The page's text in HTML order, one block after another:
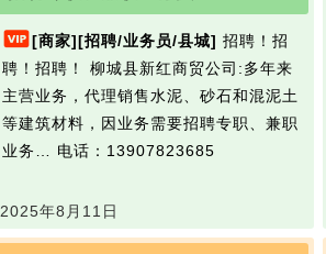
[商家][招聘/业务员/县城] 招聘！招
聘！招聘！ 柳城县新红商贸公司:多年来
主营业务，代理销售水泥、砂石和混泥土
等建筑材料，因业务需要招聘专职、兼职
业务… 电话：13907823685
2025年8月11日